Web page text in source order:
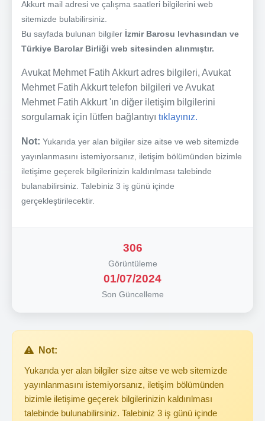
Akkurt mail adresi ve çalışma saatleri bilgilerini web
sitemizde bulabilirsiniz.
Bu sayfada bulunan bilgiler İzmir Barosu levhasından ve
Türkiye Barolar Birliği web sitesinden alınmıştır.
Avukat Mehmet Fatih Akkurt adres bilgileri, Avukat
Mehmet Fatih Akkurt telefon bilgileri ve Avukat
Mehmet Fatih Akkurt 'ın diğer iletişim bilgilerini
sorgulamak için lütfen bağlantıyı tıklayınız.
Not: Yukarıda yer alan bilgiler size aitse ve web sitemizde
yayınlanmasını istemiyorsanız, iletişim bölümünden bizimle
iletişime geçerek bilgilerinizin kaldırılması talebinde
bulanabilirsiniz. Talebiniz 3 iş günü içinde
gerçekleştirilecektir.
306
Görüntüleme
01/07/2024
Son Güncelleme
Not:
Yukarıda yer alan bilgiler size aitse ve web sitemizde
yayınlanmasını istemiyorsanız, iletişim bölümünden
bizimle iletişime geçerek bilgilerinizin kaldırılması
talebinde bulunabilirsiniz. Talebiniz 3 iş günü içinde